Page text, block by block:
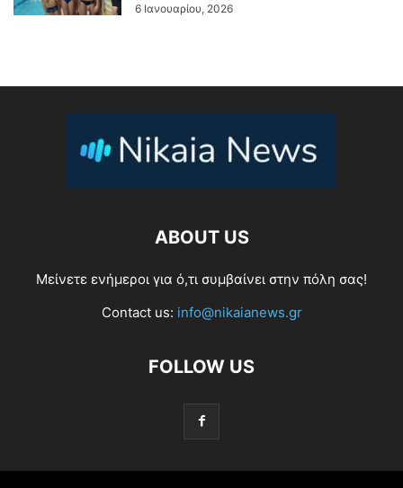
6 Ιανουαρίου, 2026
ABOUT US
Μείνετε ενήμεροι για ό,τι συμβαίνει στην πόλη σας!
Contact us: info@nikaianews.gr
FOLLOW US